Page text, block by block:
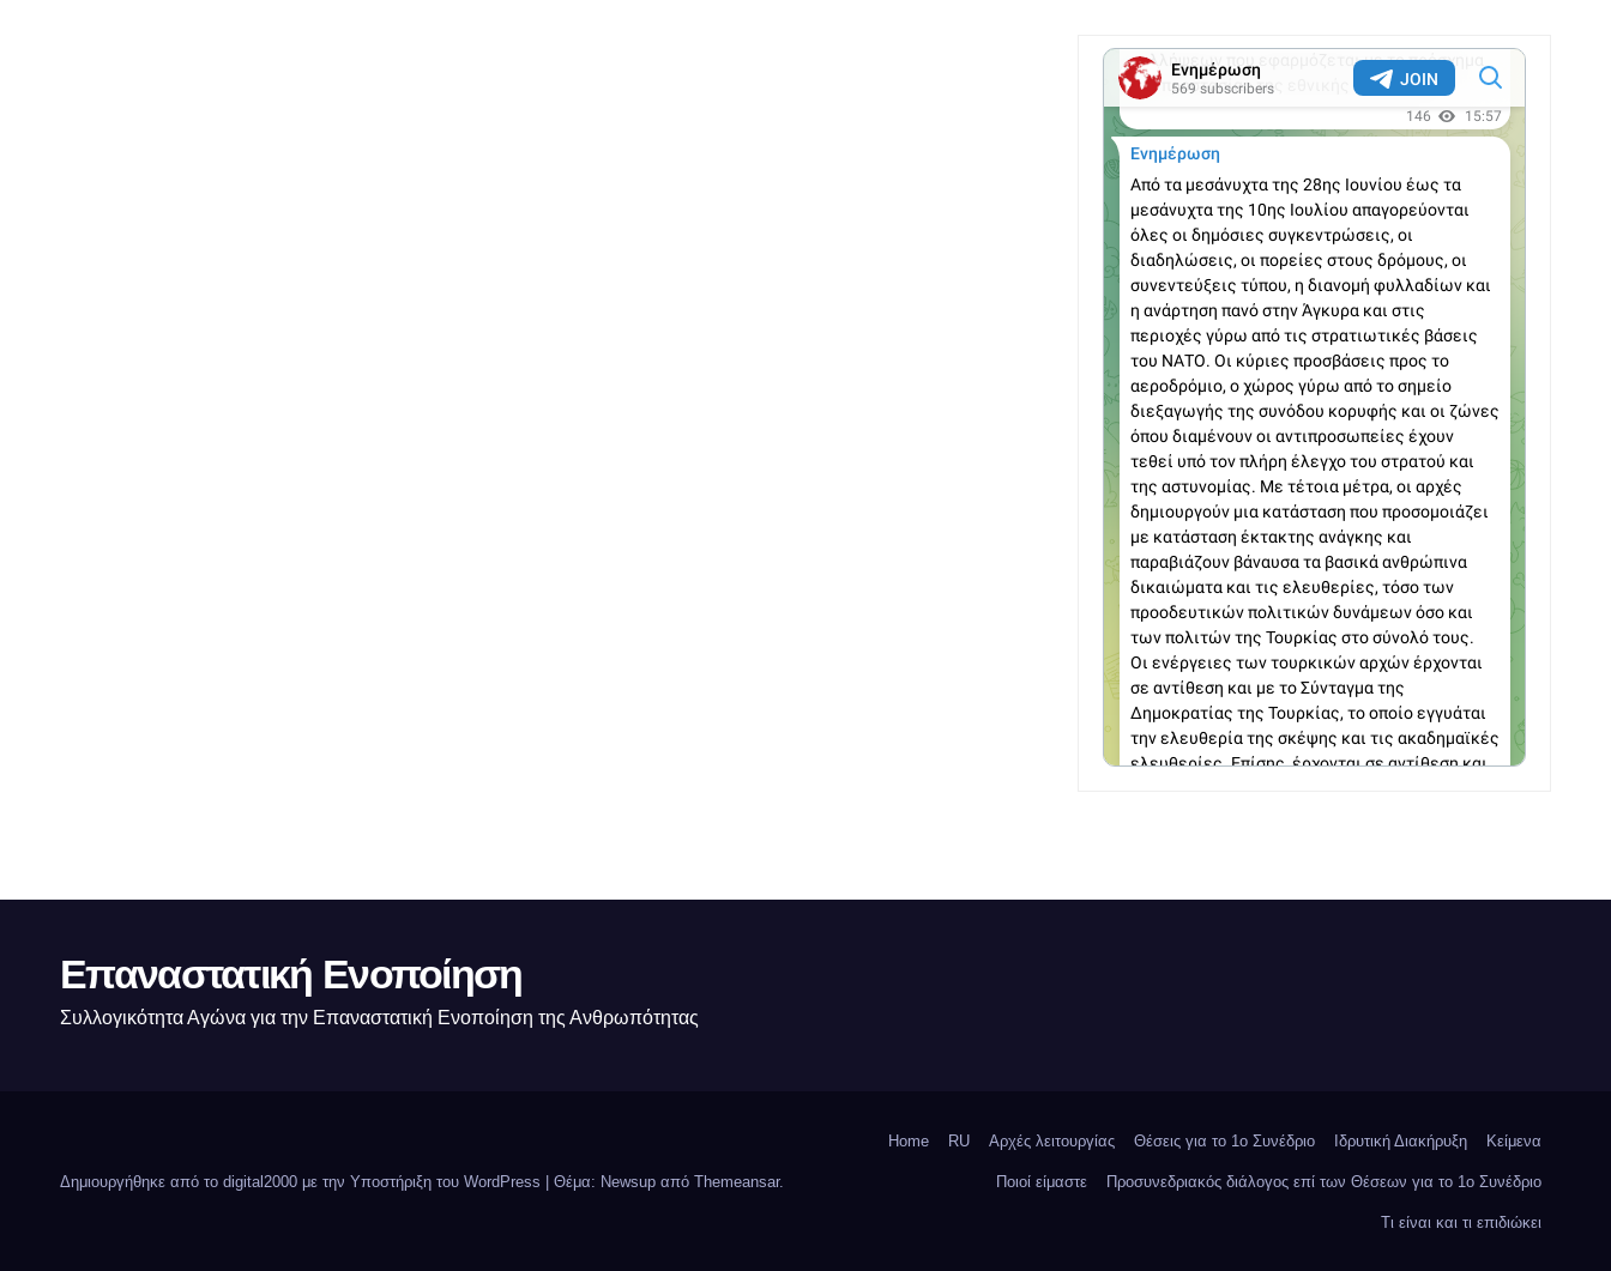
Επαναστατική Ενοποίηση
Συλλογικότητα Αγώνα για την Επαναστατική Ενοποίηση της Ανθρωπότητας
Δημιουργήθηκε από το digital2000 με την Υποστήριξη του WordPress Θέμα: Newsup από Themeansar.
Home RU Αρχές λειτουργίας Θέσεις για το 1o Συνέδριο Ιδρυτική Διακήρυξη Κείμενα
Ποιοί είμαστε Προσυνεδριακός διάλογος επί των Θέσεων για το 1ο Συνέδριο
Τι είναι και τι επιδιώκει